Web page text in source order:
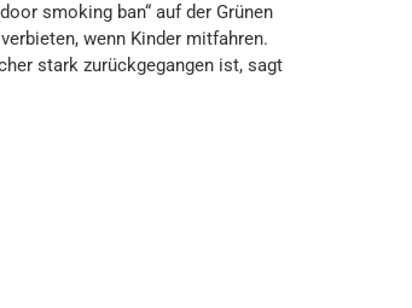
smoking ban“ auf der Grünen
wenn Kinder mitfahren.
stark zurückgegangen ist, sagt